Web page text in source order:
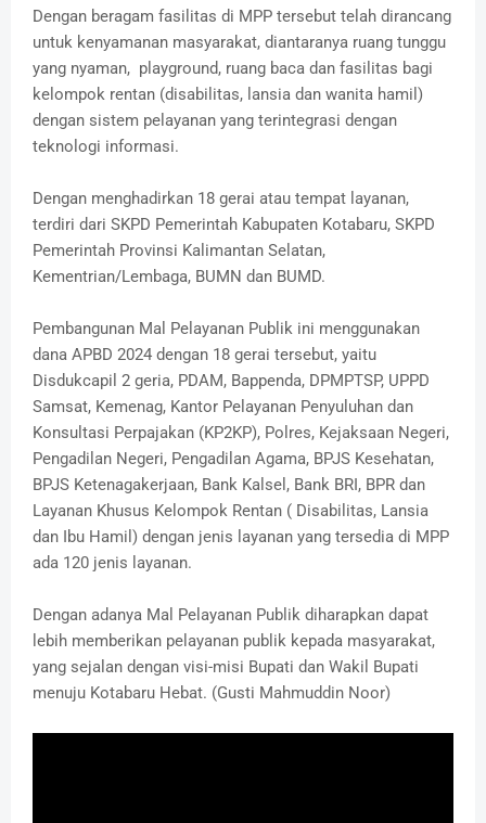
Dengan beragam fasilitas di MPP tersebut telah dirancang
untuk kenyamanan masyarakat, diantaranya ruang tunggu
yang nyaman, playground, ruang baca dan fasilitas bagi
kelompok rentan (disabilitas, lansia dan wanita hamil)
dengan sistem pelayanan yang terintegrasi dengan
teknologi informasi.
Dengan menghadirkan 18 gerai atau tempat layanan,
terdiri dari SKPD Pemerintah Kabupaten Kotabaru, SKPD
Pemerintah Provinsi Kalimantan Selatan,
Kementrian/Lembaga, BUMN dan BUMD.
Pembangunan Mal Pelayanan Publik ini menggunakan
dana APBD 2024 dengan 18 gerai tersebut, yaitu
Disdukcapil 2 geria, PDAM, Bappenda, DPMPTSP, UPPD
Samsat, Kemenag, Kantor Pelayanan Penyuluhan dan
Konsultasi Perpajakan (KP2KP), Polres, Kejaksaan Negeri,
Pengadilan Negeri, Pengadilan Agama, BPJS Kesehatan,
BPJS Ketenagakerjaan, Bank Kalsel, Bank BRI, BPR dan
Layanan Khusus Kelompok Rentan ( Disabilitas, Lansia
dan Ibu Hamil) dengan jenis layanan yang tersedia di MPP
ada 120 jenis layanan.
Dengan adanya Mal Pelayanan Publik diharapkan dapat
lebih memberikan pelayanan publik kepada masyarakat,
yang sejalan dengan visi-misi Bupati dan Wakil Bupati
menuju Kotabaru Hebat. (Gusti Mahmuddin Noor)